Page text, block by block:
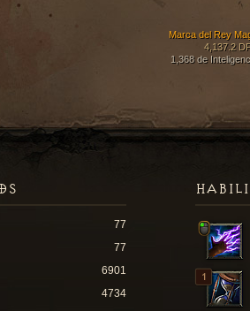
Marca del Rey
4,137.2
1,368 de
77
77
6901
4734